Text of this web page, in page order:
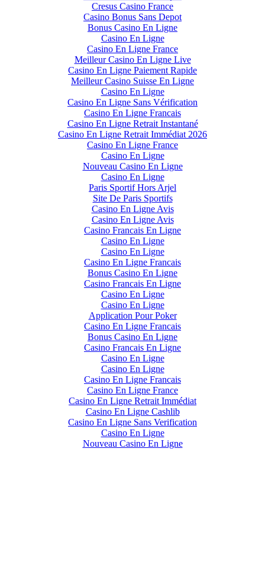
Cresus Casino France
Casino Bonus Sans Depot
Bonus Casino En Ligne
Casino En Ligne
Casino En Ligne France
Meilleur Casino En Ligne Live
Casino En Ligne Paiement Rapide
Meilleur Casino Suisse En Ligne
Casino En Ligne
Casino En Ligne Sans Vérification
Casino En Ligne Francais
Casino En Ligne Retrait Instantané
Casino En Ligne Retrait Immédiat 2026
Casino En Ligne France
Casino En Ligne
Nouveau Casino En Ligne
Casino En Ligne
Paris Sportif Hors Arjel
Site De Paris Sportifs
Casino En Ligne Avis
Casino En Ligne Avis
Casino Francais En Ligne
Casino En Ligne
Casino En Ligne
Casino En Ligne Francais
Bonus Casino En Ligne
Casino Francais En Ligne
Casino En Ligne
Casino En Ligne
Application Pour Poker
Casino En Ligne Francais
Bonus Casino En Ligne
Casino Francais En Ligne
Casino En Ligne
Casino En Ligne
Casino En Ligne Francais
Casino En Ligne France
Casino En Ligne Retrait Immédiat
Casino En Ligne Cashlib
Casino En Ligne Sans Verification
Casino En Ligne
Nouveau Casino En Ligne